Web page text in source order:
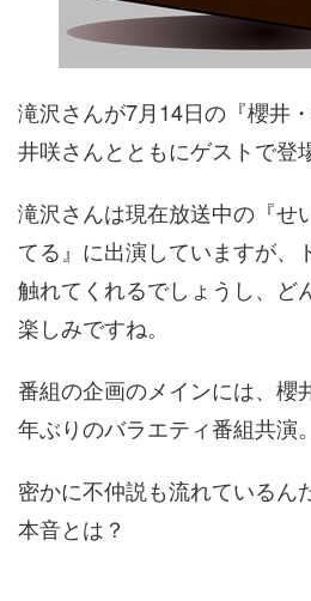
滝沢さんが7月14日の『櫻井
井咲さんとともにゲストで登
滝沢さんは現在放送中の『せ
てる』に出演していますが、
触れてくれるでしょうし、ど
楽しみですね。
番組の企画のメインには、櫻
年ぶりのバラエティ番組共演。
密かに不仲説も流れている
本音とは？